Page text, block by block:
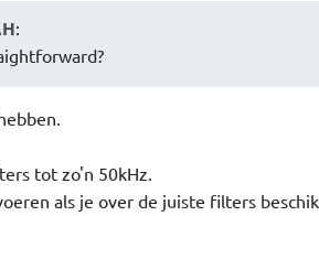
:
tot zo'n 50kHz.
als je over de juiste filters